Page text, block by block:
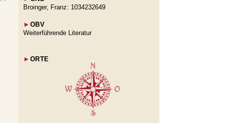
Broinger, Franz: 1034232649
► OBV
Weiterführende Literatur
► ORTE